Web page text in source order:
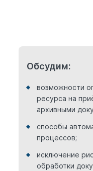
Обсудим:
возможности
ресурса на
архивными
способы
процессов;
исключение
обработки